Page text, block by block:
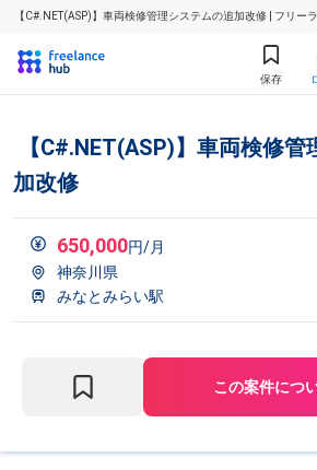
【C#.NET(ASP)】車両検修管理システムの追加改修 | フリ
保存
【C#.NET(ASP)】車両検修
加改修
650,000円/月
神奈川県
みなとみらい駅
この案件につ